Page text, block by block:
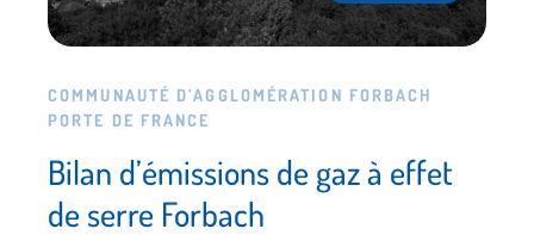
COMMUNAUTÉ D’AGGLOMÉRATION FORBACH
PORTE DE FRANCE
Bilan d’émissions de gaz à effet
de serre Forbach